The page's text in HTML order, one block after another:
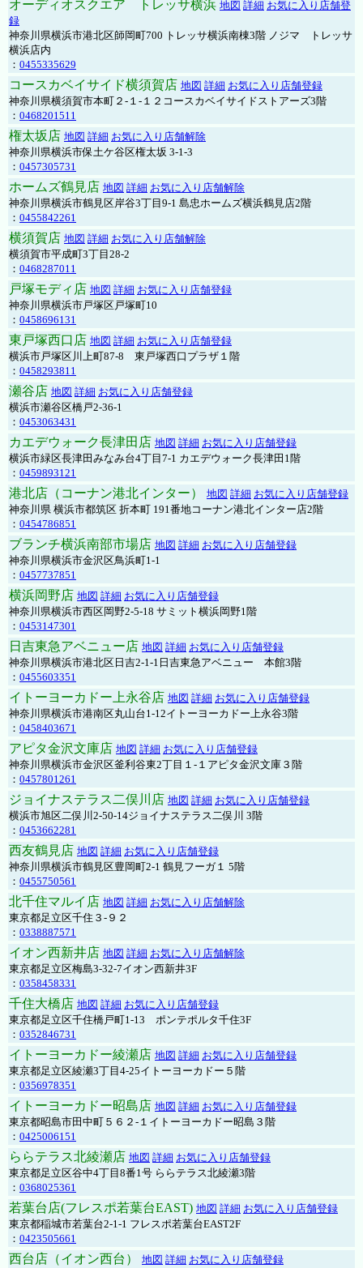
オーディオスクエア トレッサ横浜 地図 詳細 お気に入り店舗登
録
神奈川県横浜市港北区師岡町700 トレッサ横浜南棟3階 ノジマ トレッサ
横浜店内
： 0455335629
コースカベイサイド横須賀店 地図 詳細 お気に入り店舗登録
神奈川県横須賀市本町２-１-１２コースカベイサイドストアーズ3階
： 0468201511
権太坂店 地図 詳細 お気に入り店舗解除
神奈川県横浜市保土ケ谷区権太坂 3-1-3
： 0457305731
ホームズ鶴見店 地図 詳細 お気に入り店舗解除
神奈川県横浜市鶴見区岸谷3丁目9-1 島忠ホームズ横浜鶴見店2階
： 0455842261
横須賀店 地図 詳細 お気に入り店舗解除
横須賀市平成町3丁目28-2
： 0468287011
戸塚モディ店 地図 詳細 お気に入り店舗登録
神奈川県横浜市戸塚区戸塚町10
： 0458696131
東戸塚西口店 地図 詳細 お気に入り店舗登録
横浜市戸塚区川上町87-8 東戸塚西口プラザ１階
： 0458293811
瀬谷店 地図 詳細 お気に入り店舗登録
横浜市瀬谷区橋戸2-36-1
： 0453063431
カエデウォーク長津田店 地図 詳細 お気に入り店舗登録
横浜市緑区長津田みなみ台4丁目7-1 カエデウォーク長津田1階
： 0459893121
港北店（コーナン港北インター） 地図 詳細 お気に入り店舗登録
神奈川県 横浜市都筑区 折本町 191番地コーナン港北インター店2階
： 0454786851
ブランチ横浜南部市場店 地図 詳細 お気に入り店舗登録
神奈川県横浜市金沢区鳥浜町1-1
： 0457737851
横浜岡野店 地図 詳細 お気に入り店舗登録
神奈川県横浜市西区岡野2-5-18 サミット横浜岡野1階
： 0453147301
日吉東急アベニュー店 地図 詳細 お気に入り店舗登録
神奈川県横浜市港北区日吉2-1-1日吉東急アベニュー 本館3階
： 0455603351
イトーヨーカドー上永谷店 地図 詳細 お気に入り店舗登録
神奈川県横浜市港南区丸山台1-12イトーヨーカドー上永谷3階
： 0458403671
アピタ金沢文庫店 地図 詳細 お気に入り店舗登録
神奈川県横浜市金沢区釜利谷東2丁目１-１アピタ金沢文庫３階
： 0457801261
ジョイナステラス二俣川店 地図 詳細 お気に入り店舗登録
横浜市旭区二俣川2-50-14ジョイナステラス二俣川 3階
： 0453662281
西友鶴見店 地図 詳細 お気に入り店舗登録
神奈川県横浜市鶴見区豊岡町2-1 鶴見フーガ１ 5階
： 0455750561
北千住マルイ店 地図 詳細 お気に入り店舗解除
東京都足立区千住３-９２
： 0338887571
イオン西新井店 地図 詳細 お気に入り店舗解除
東京都足立区梅島3-32-7イオン西新井3F
： 0358458331
千住大橋店 地図 詳細 お気に入り店舗登録
東京都足立区千住橋戸町1-13 ポンテポルタ千住3F
： 0352846731
イトーヨーカドー綾瀬店 地図 詳細 お気に入り店舗登録
東京都足立区綾瀬3丁目4-25イトーヨーカドー５階
： 0356978351
イトーヨーカドー昭島店 地図 詳細 お気に入り店舗登録
東京都昭島市田中町５６２-１イトーヨーカドー昭島３階
： 0425006151
ららテラス北綾瀬店 地図 詳細 お気に入り店舗登録
東京都足立区谷中4丁目8番1号 ららテラス北綾瀬3階
： 0368025361
若葉台店(フレスポ若葉台EAST) 地図 詳細 お気に入り店舗登録
東京都稲城市若葉台2-1-1 フレスポ若葉台EAST2F
： 0423505661
西台店（イオン西台） 地図 詳細 お気に入り店舗登録